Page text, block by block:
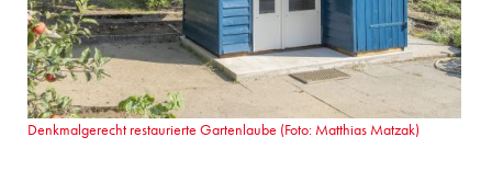
Denkmalgerecht restaurierte Gartenlaube (Foto: Matthias Matzak)